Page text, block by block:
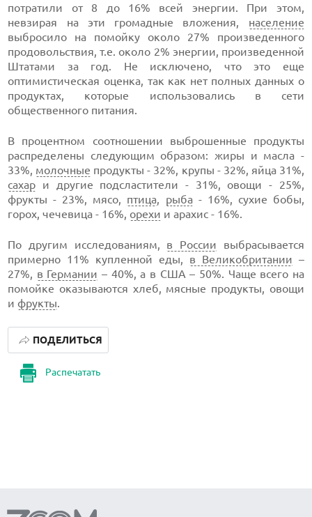
потратили от 8 до 16% всей энергии. При этом,
невзирая на эти громадные вложения, население
выбросило на помойку около 27% произведенного
продовольствия, т.е. около 2% энергии, произведенной
Штатами за год. Не исключено, что это еще
оптимистическая оценка, так как нет полных данных о
продуктах, которые использовались в сети
общественного питания.
В процентном соотношении выброшенные продукты
распределены следующим образом: жиры и масла -
33%, молочные продукты - 32%, крупы - 32%, яйца 31%,
сахар и другие подсластители - 31%, овощи - 25%,
фрукты - 23%, мясо, птица, рыба- 16%, сухие бобы,
горох, чечевица - 16%, орехи и арахис - 16%.
По другим исследованиям, в России выбрасывается
примерно 11% купленной еды, в Великобритании –
27%, в Германии – 40%, а в США – 50%. Чаще всего на
помойке оказываются хлеб, мясные продукты, овощи
ифрукты.
Распечатать
ПОДЕЛИТЬСЯ